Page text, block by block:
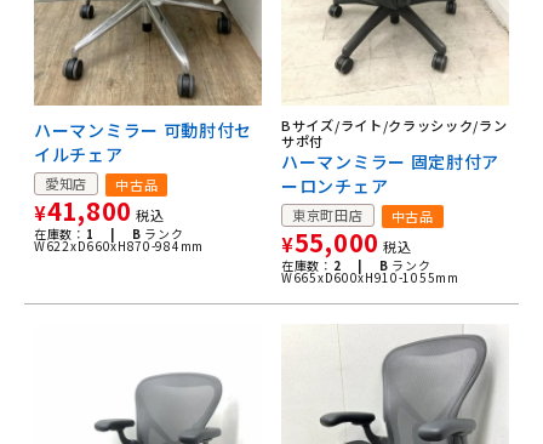
ハーマンミラー 可動肘付セ
イルチェア
愛知店 中古品
¥41,800 税込
在庫数： 1 | B ランク
W622xD660xH870-984mm
Bサイズ/ライト/クラッシック/ラン
サポ付
ハーマンミラー 固定肘付ア
ーロンチェア
東京町田店 中古品
¥55,000 税込
在庫数： 2 | B ランク
W665xD600xH910-1055mm